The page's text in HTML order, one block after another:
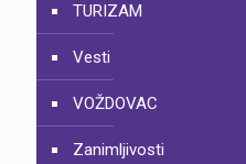
TURIZAM
Vesti
VOŽDOVAC
Zanimljivosti